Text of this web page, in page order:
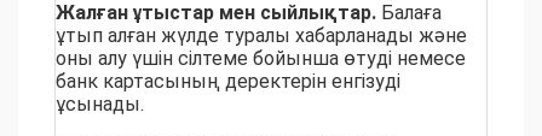
Жалған ұтыстар мен сыйлықтар. Балаға
ұтып алған жүлде туралы хабарланады және
оны алу үшін сілтеме бойынша өтуді немесе
банк картасының деректерін енгізуді
ұсынады.